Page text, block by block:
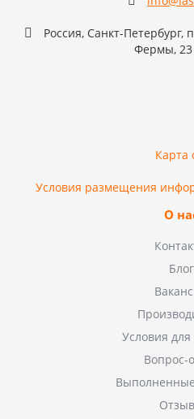
Россия, Санкт-Петербург,
Фермы, 23
Карта
Условия размещения
О
Блог
Условия
Вопрос-